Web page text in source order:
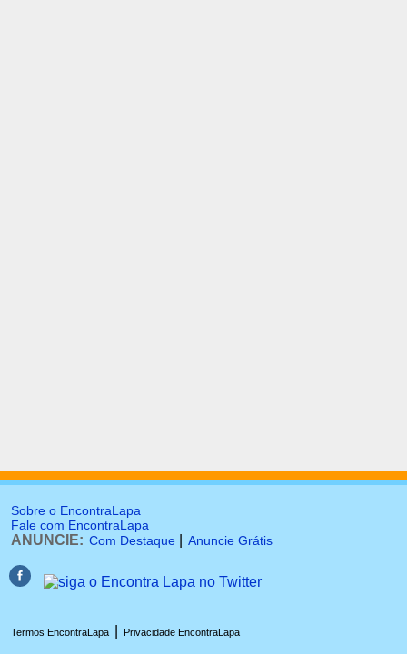
Sobre o EncontraLapa
Fale com EncontraLapa
ANUNCIE: Com Destaque Anuncie Grátis
Termos EncontraLapa Privacidade EncontraLapa